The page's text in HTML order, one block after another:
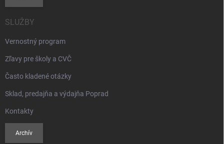
SLUŽBY
Vernostný program
Zľavy pre školy a CVČ
Často kladené otázky
Sklad, predajňa a výdajňa Poprad
Kontakty
Archív